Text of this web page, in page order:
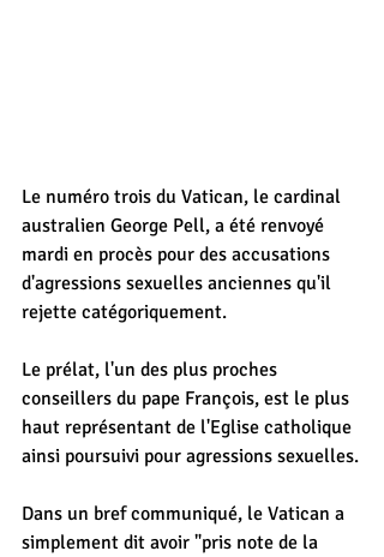
Le numéro trois du Vatican, le cardinal
australien George Pell, a été renvoyé
mardi en procès pour des accusations
d'agressions sexuelles anciennes qu'il
rejette catégoriquement.
Le prélat, l'un des plus proches
conseillers du pape François, est le plus
haut représentant de l'Eglise catholique
ainsi poursuivi pour agressions sexuelles.
Dans un bref communiqué, le Vatican a
simplement dit avoir "pris note de la